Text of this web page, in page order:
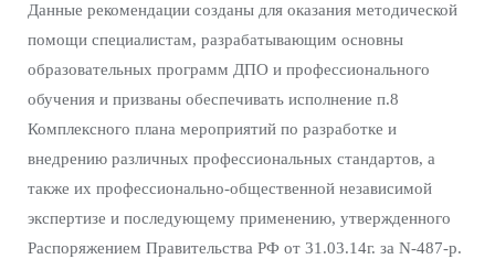
Данные рекомендации созданы для оказания методической
помощи специалистам, разрабатывающим основны
образовательных программ ДПО и профессионального
обучения и призваны обеспечивать исполнение п.8
Комплексного плана мероприятий по разработке и
внедрению различных профессиональных стандартов, а
также их профессионально-общественной независимой
экспертизе и последующему применению, утвержденного
Распоряжением Правительства РФ от 31.03.14г. за N-487-р.